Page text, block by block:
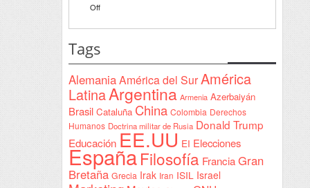
Yeda
en
Sudán
Offon
Tags
AlemaniaAmérica del SurAmérica
LatinaArgentina Armenia Azerbaiyán
Brasil Cataluña China Colombia Derechos
Humanos Doctrina militar de Rusia Donald Trump
Educación EE.UU EI Elecciones
España Filosofía Francia Gran
Bretaña Grecia Irak Iran ISIL Israel